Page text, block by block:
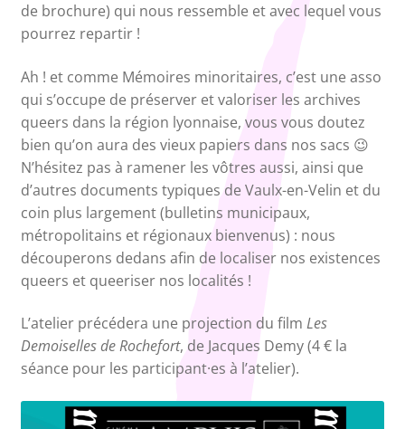
de brochure) qui nous ressemble et avec lequel vous
pourrez repartir !
Ah ! et comme Mémoires minoritaires, c’est une asso
qui s’occupe de préserver et valoriser les archives
queers dans la région lyonnaise, vous vous doutez
bien qu’on aura des vieux papiers dans nos sacs 😉
N’hésitez pas à ramener les vôtres aussi, ainsi que
d’autres documents typiques de Vaulx-en-Velin et du
coin plus largement (bulletins municipaux,
métropolitains et régionaux bienvenus) : nous
découperons dedans afin de localiser nos existences
queers et queeriser nos localités !
L’atelier précédera une projection du film Les
Demoiselles de Rochefort, de Jacques Demy (4 € la
séance pour les participant·es à l’atelier).